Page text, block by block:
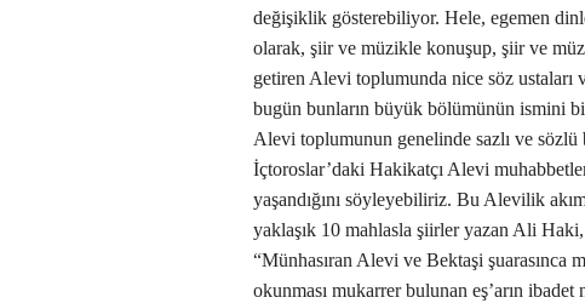
değişiklik gösterebiliyor. Hele, egemen
olarak, şiir ve müzikle konuşup, şiir ve
getiren Alevi toplumunda nice söz ustaları
bugün bunların büyük bölümünün ismini
Alevi toplumunun genelinde sazlı ve
İçtoroslar’daki Hakikatçı Alevi
yaşandığını söyleyebiliriz. Bu Alevilik
yaklaşık 10 mahlasla şiirler yazan Ali
“Münhasıran Alevi ve Bektaşi şuarasınca
okunması mukarrer bulunan eş’arın